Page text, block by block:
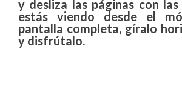
y desliza las páginas con las
estás viendo desde el
pantalla completa, gíralo
y disfrútalo.